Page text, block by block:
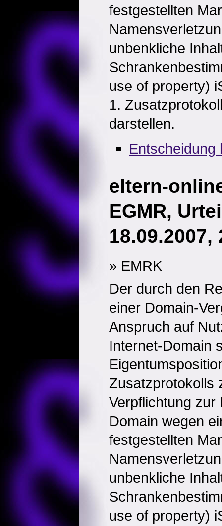
festgestellten
unbenkliche
use of property)
1.
darstellen.
Entscheidung
eltern-
EGMR,
18.09.2007,
» EMRK
Der durch den
einer Domain-
Anspruch auf
Internet-Domain
Zusatzprotokolls
Verpflichtung zur
Domain wegen
festgestellten
unbenkliche
use of property)